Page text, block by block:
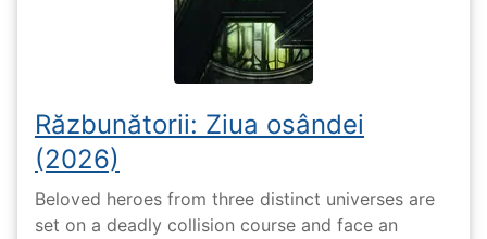
Răzbunătorii: Ziua osândei
(2026)
Beloved heroes from three distinct universes are
set on a deadly collision course and face an